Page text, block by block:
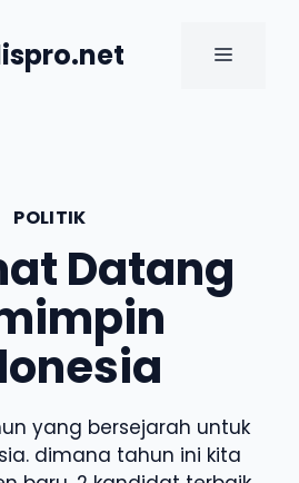
MENU
POLITIK
Datang
yang bersejarah untuk
dimana tahun ini kita